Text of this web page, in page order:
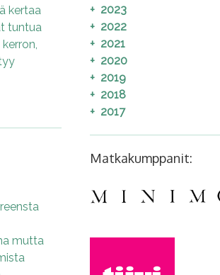
kertaa
tuntua
mutta
2023
2022
2021
2020
2019
2018
2017
Matkakumppanit: